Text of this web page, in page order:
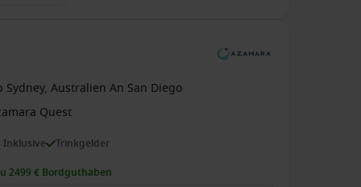
Sydney, Australien An San Diego
Quest
Inklusive Trinkgelder
2499 € Bordguthaben